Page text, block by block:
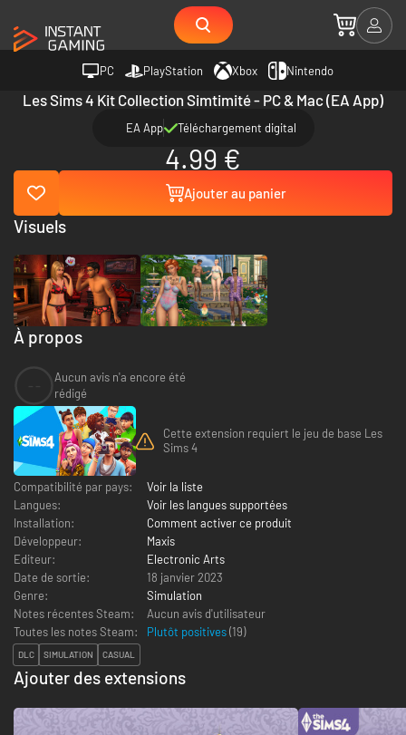
PC PlayStation Xbox Nintendo
Les Sims 4 Kit Collection Simtimité - PC & Mac (EA App)
EA App Téléchargement digital
4.99 €
Ajouter au panier
À propos
Aucun avis n'a encore été
rédigé
Cette extension requiert le jeu de base Les
Sims 4
Compatibilité par pays:
Voir la liste
Langues:
Voir les langues supportées
Installation:
Comment activer ce produit
Développeur:
Maxis
Editeur:
Electronic Arts
Date de sortie:
18 janvier 2023
Genre:
Simulation
Notes récentes Steam:
Aucun avis d'utilisateur
Toutes les notes Steam:
Plutôt positives(19)
DLC SIMULATION CASUAL
Ajouter des extensions
Visuels